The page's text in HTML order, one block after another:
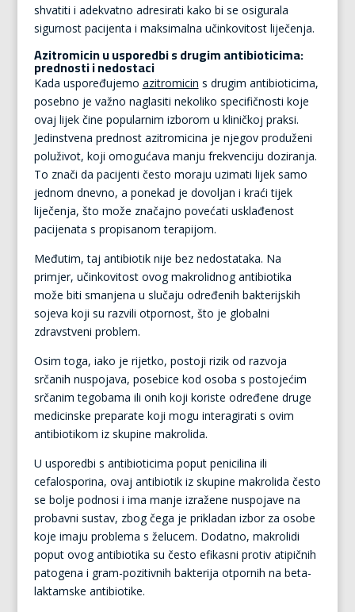
shvatiti i adekvatno adresirati kako bi se osigurala
sigurnost pacijenta i maksimalna učinkovitost liječenja.
Azitromicin u usporedbi s drugim antibioticima:
prednosti i nedostaci
Kada uspoređujemo azitromicin s drugim antibioticima,
posebno je važno naglasiti nekoliko specifičnosti koje
ovaj lijek čine popularnim izborom u kliničkoj praksi.
Jedinstvena prednost azitromicina je njegov produženi
poluživot, koji omogućava manju frekvenciju doziranja.
To znači da pacijenti često moraju uzimati lijek samo
jednom dnevno, a ponekad je dovoljan i kraći tijek
liječenja, što može značajno povećati usklađenost
pacijenata s propisanom terapijom.
Međutim, taj antibiotik nije bez nedostataka. Na
primjer, učinkovitost ovog makrolidnog antibiotika
može biti smanjena u slučaju određenih bakterijskih
sojeva koji su razvili otpornost, što je globalni
zdravstveni problem.
Osim toga, iako je rijetko, postoji rizik od razvoja
srčanih nuspojava, posebice kod osoba s postojećim
srčanim tegobama ili onih koji koriste određene druge
medicinske preparate koji mogu interagirati s ovim
antibiotikom iz skupine makrolida.
U usporedbi s antibioticima poput penicilina ili
cefalosporina, ovaj antibiotik iz skupine makrolida često
se bolje podnosi i ima manje izražene nuspojave na
probavni sustav, zbog čega je prikladan izbor za osobe
koje imaju problema s želucem. Dodatno, makrolidi
poput ovog antibiotika su često efikasni protiv atipičnih
patogena i gram-pozitivnih bakterija otpornih na beta-
laktamske antibiotike.